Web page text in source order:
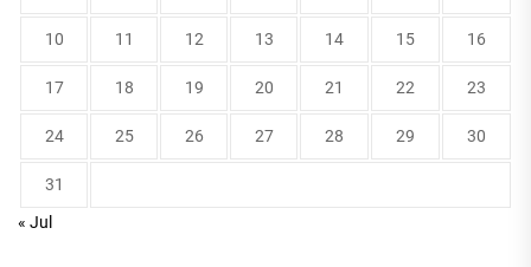
10 11 12 13 14 15 16
17 18 19 20 21 22 23
24 25 26 27 28 29 30
31
« Jul